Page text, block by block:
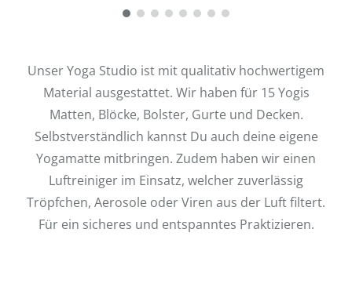
Unser Yoga Studio ist mit qualitativ hochwertigem
Material ausgestattet. Wir haben für 15 Yogis
Matten, Blöcke, Bolster, Gurte und Decken.
Selbstverständlich kannst Du auch deine eigene
Yogamatte mitbringen. Zudem haben wir einen
Luftreiniger im Einsatz, welcher zuverlässig
Tröpfchen, Aerosole oder Viren aus der Luft filtert.
Für ein sicheres und entspanntes Praktizieren.